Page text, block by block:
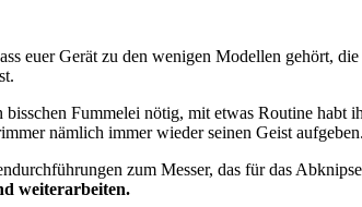
euer Gerät zu den wenigen Modellen gehört, die
Fummelei nötig, mit etwas Routine habt
nämlich immer wieder seinen Geist aufgeben.
zum Messer, das für das
weiterarbeiten.